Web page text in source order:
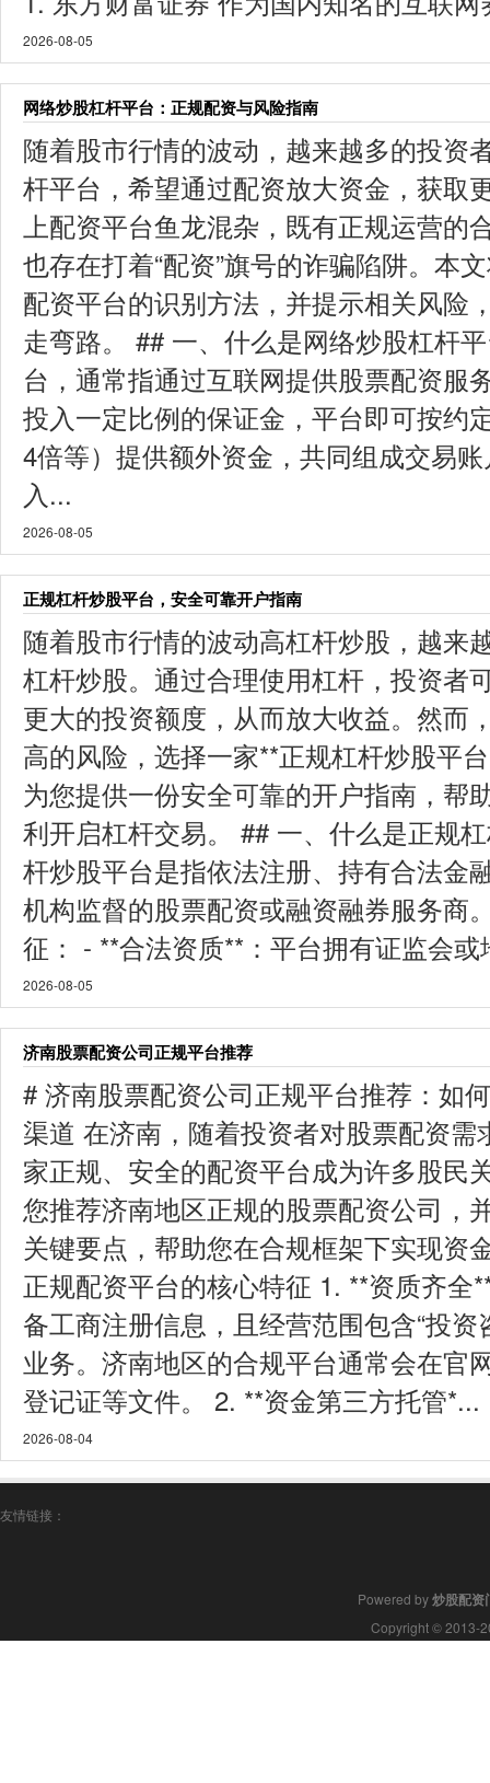
2026-08-05
网络炒股杠杆平台：正规配资与风险指南
随着股市行情的波动，越来越多的投资
杆平台，希望通过配资放大资金，获取
上配资平台鱼龙混杂，既有正规运营的
也存在打着“配资”旗号的诈骗陷阱。本
配资平台的识别方法，并提示相关风险
走弯路。 ## 一、什么是网络炒股杠杆
台，通常指通过互联网提供股票配资服
投入一定比例的保证金，平台即可按约
4倍等）提供额外资金，共同组成交易
入...
2026-08-05
正规杠杆炒股平台，安全可靠开户指南
随着股市行情的波动高杠杆炒股，越来
杠杆炒股。通过合理使用杠杆，投资者
更大的投资额度，从而放大收益。然而
高的风险，选择一家**正规杠杆炒股平
为您提供一份安全可靠的开户指南，帮
利开启杠杆交易。 ## 一、什么是正规
杆炒股平台是指依法注册、持有合法金
机构监督的股票配资或融资融券服务商
征： - **合法资质**：平台拥有证监会
2026-08-05
济南股票配资公司正规平台推荐
# 济南股票配资公司正规平台推荐：如
渠道 在济南，随着投资者对股票配资
家正规、安全的配资平台成为许多股民
您推荐济南地区正规的股票配资公司，
关键要点，帮助您在合规框架下实现资
正规配资平台的核心特征 1. **资质齐全
备工商注册信息，且经营范围包含“投资
业务。济南地区的合规平台通常会在官
登记证等文件。 2. **资金第三方托管*...
2026-08-04
友情链接：
Powered by炒股配资
Copyright© 2013-